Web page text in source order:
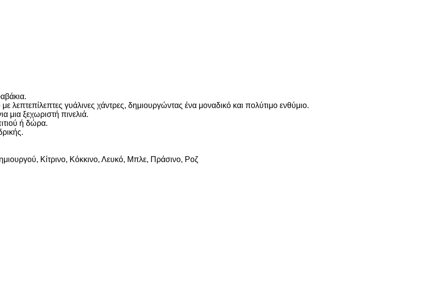
λεπτεπίλεπτες γυάλινες χάντρες, δημιουργώντας ένα μοναδικό και πολύτιμο ενθύμιο.
μια ξεχωριστή πινελιά.
ή δώρα.
Κίτρινο, Κόκκινο, Λευκό, Μπλε, Πράσινο, Ροζ